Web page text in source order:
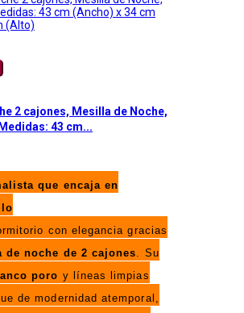
2 cajones, Mesilla de Noche,
43 cm...
que encaja en
con elegancia gracias
de noche de 2 cajones . Su
poro y líneas limpias
de modernidad atemporal,